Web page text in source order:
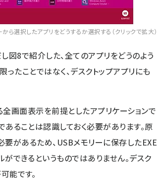
ら選択したアプリをどうするか選択する（クリックで拡大）
図8で紹介した、全てのアプリをどうのよう
たことではなく、デスクトップアプリにも
画面表示を前提としたアプリケーションで
あることは認識しておく必要があります。原
があるため、USBメモリーに保存したEXE
できるというものではありません。デスク
能です。